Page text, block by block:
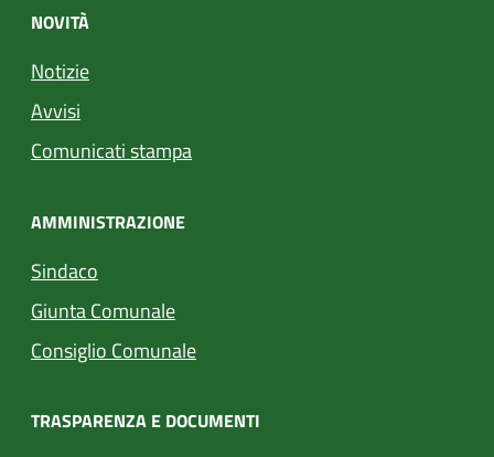
NOVITÀ
Notizie
Avvisi
Comunicati stampa
AMMINISTRAZIONE
Sindaco
Giunta Comunale
Consiglio Comunale
TRASPARENZA E DOCUMENTI